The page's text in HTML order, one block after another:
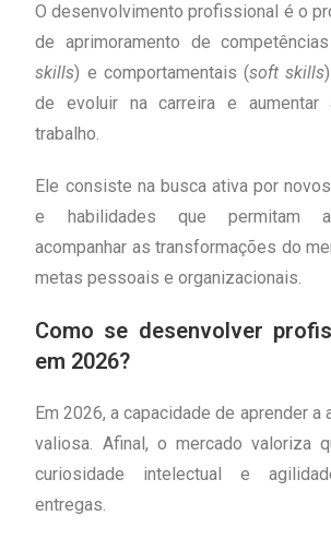
O desenvolvimento profissional é o
de aprimoramento de
skills) e comportamentais (soft skills
de evoluir na carreira e aumentar
trabalho.
Ele consiste na busca ativa por
e habilidades que permitam
acompanhar as transformações do
metas pessoais e organizacionais.
Como se desenvolver
em 2026?
Em 2026, a capacidade de aprender a
valiosa. Afinal, o mercado valoriza
curiosidade intelectual e
entregas.